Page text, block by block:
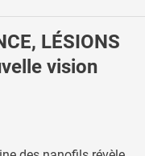
LÉSIONS
vision